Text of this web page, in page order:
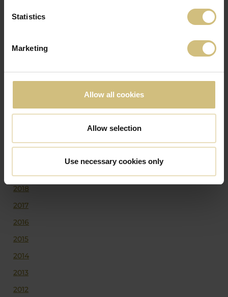
Statistics
Marketing
Allow all cookies
Allow selection
Use necessary cookies only
SELSKABS- OG PRESSEMEDDELELSER
2026
2025
2018
2017
2016
2015
2014
2013
2012